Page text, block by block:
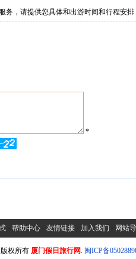
务，请提供您具体和出游时间和行程安
*
- 帮助中心 - 友情链接 - 加入我们 - 网站
版权所有 厦门假日旅行网 . 闽ICP备